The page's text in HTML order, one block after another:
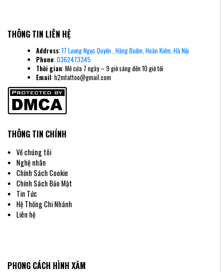
THÔNG TIN LIÊN HỆ
Address: 17 Lương Ngọc Quyến , Hàng Buồm, Hoàn Kiếm, Hà Nội
Phone: 0362473345
Thời gian: Mở cửa 7 ngày – 9 giờ sáng đến 10 giờ tối
Email: h2mtattoo@gmail.com
THÔNG TIN CHÍNH
Về chúng tôi
Nghệ nhân
Chính Sách Cookie
Chính Sách Bảo Mật
Tin Tức
Hệ Thống Chi Nhánh
Liên hệ
PHONG CÁCH HÌNH XĂM